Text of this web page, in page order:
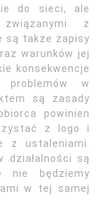
do sieci, ale
z
są także zapisy
warunków jej
konsekwencje
problemów w
są zasady
powinien
z logo i
z ustaleniami.
działalności są
nie będziemy
w tej samej